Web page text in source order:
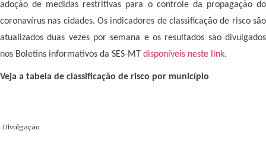
adoção de medidas restritivas para o controle da propagação do
coronavírus nas cidades. Os indicadores de classificação de risco são
atualizados duas vezes por semana e os resultados são divulgados
nos Boletins informativos da SES-MT disponíveis neste link.
Veja a tabela de classificação de risco por município
Divulgação